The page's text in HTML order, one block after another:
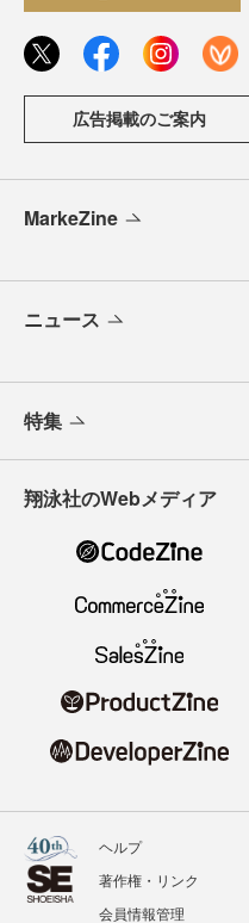
広告掲載のご案内
MarkeZine
ニュース
特集
翔泳社のWebメディア
ヘルプ
著作権・リンク
会員情報管理